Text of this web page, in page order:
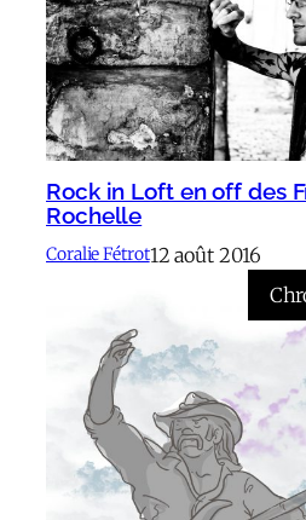
Rock in Loft en off des
Rochelle
Coralie Fétrot12 août 2016